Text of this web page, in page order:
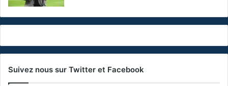
Suivez nous sur Twitter et Facebook